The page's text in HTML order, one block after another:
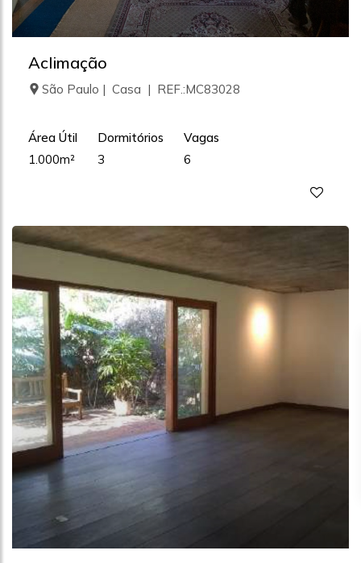
Aclimação
São Paulo | Casa | REF.:MC83028
Área Útil
1.000m²
Dormitórios
3
Vagas
6